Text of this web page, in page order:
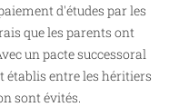
d'études par les
que les parents ont
un pacte successoral
établis entre les héritiers
sont évités.